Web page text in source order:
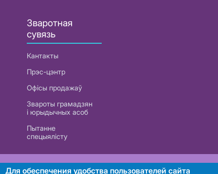
Зваротная
сувязь
Кантакты
Прэс-цэнтр
Офісы продажаў
Звароты грамадзян
і юрыдычных асоб
Пытанне
спецыялісту
РУП «Белтэлекам». УНП 101007741
Для обеспечения удобства пользователей сайта